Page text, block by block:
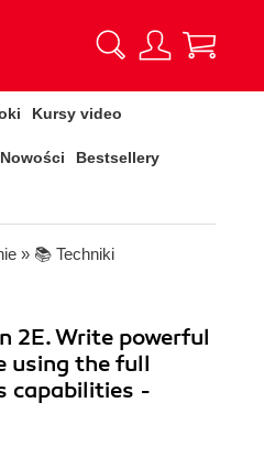
Kursy video
Nowości Bestsellery
» 📚 Techniki
2E. Write powerful
using the full
capabilities -